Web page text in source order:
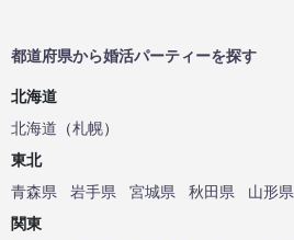
都道府県から婚活パーティーを探す
北海道
北海道 （札幌）
東北
青森県
岩手県 宮城県 秋田県 山形県
関東